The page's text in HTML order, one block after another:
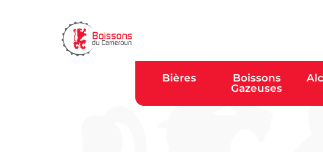
Bières
Boissons
Gazeuses